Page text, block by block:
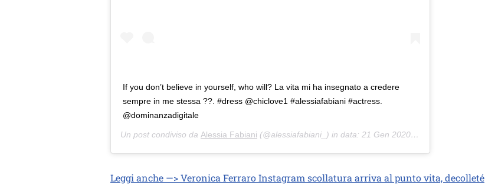
If you don’t believe in yourself, who will? La vita mi ha insegnato a credere
sempre in me stessa ??. #dress @chiclove1 #alessiafabiani #actress.
@dominanzadigitale
Un post condiviso da Alessia Fabiani (@alessiafabiani_) in data: 21 Gen 2020 alle ore 11:59 PST
Leggi anche —> Veronica Ferraro Instagram scollatura arriva al punto vita, decolleté